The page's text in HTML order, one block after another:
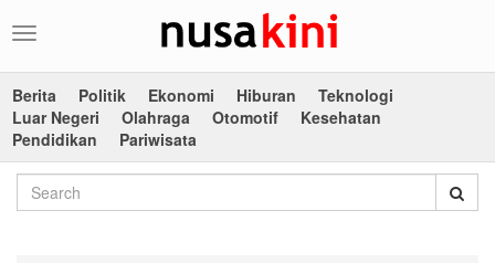
Toggle
Berita
Politik Ekonomi Hiburan
Teknologi
Luar Negeri
Olahraga Otomotif
Kesehatan
Pendidikan
Pariwisata